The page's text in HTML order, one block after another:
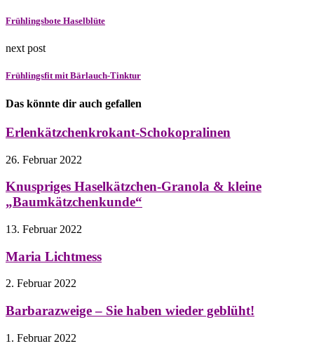
Frühlingsbote Haselblüte
next post
Frühlingsfit mit Bärlauch-Tinktur
Das könnte dir auch gefallen
Erlenkätzchenkrokant-Schokopralinen
26. Februar 2022
Knuspriges Haselkätzchen-Granola & kleine
„Baumkätzchenkunde“
13. Februar 2022
Maria Lichtmess
2. Februar 2022
Barbarazweige – Sie haben wieder geblüht!
1. Februar 2022